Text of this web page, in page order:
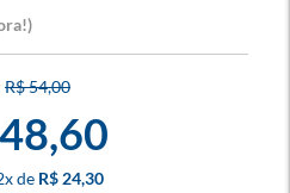
R$ 54,00
x R$ 24,30